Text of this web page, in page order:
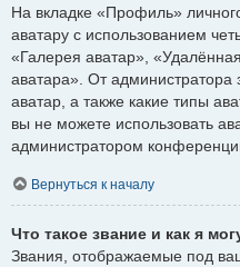
На вкладке «Профиль»
аватару с использованием
«Галерея аватар»,
аватара». От администратора
аватар, а также какие типы
вы не можете использовать
администратором
Вернуться к началу
Что такое звание и как я
Звания, отображаемые под